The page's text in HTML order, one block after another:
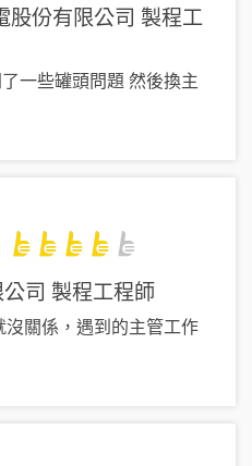
股份有限公司 製程工
一些罐頭問題 然後換主
司 製程工程師
關係，遇到的主管工作